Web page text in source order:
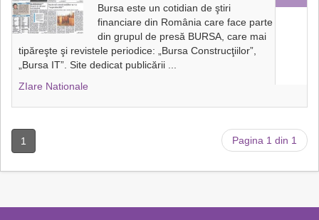
Bursa este un cotidian de ştiri
financiare din România care face parte
din grupul de presă BURSA, care mai
tipăreşte şi revistele periodice: „Bursa Construcţiilor”,
„Bursa IT”. Site dedicat publicării
ZIare Nationale
1 Pagina 1 din 1